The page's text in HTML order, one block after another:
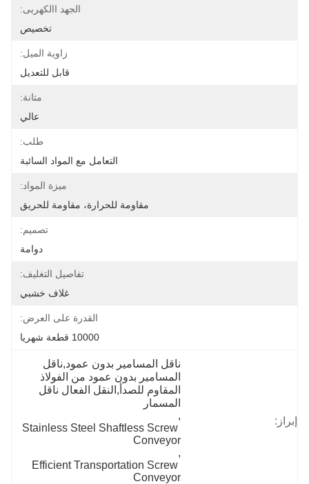
الجهد االكهربى:
تخصيص
زاوية الميل:
قابل للتعديل
متانة:
عالي
طلب:
التعامل مع المواد السائبة
ميزة المواد:
مقاومة للحرارة، مقاومة للحريق
تصميم:
دوامة
تفاصيل التغليف:
غلاف خشبي
القدرة على العرض:
10000 قطعة شهريا
إبراز:
ناقل المسامير بدون عمود,ناقل
المسامير بدون عمود من الفولاذ
المقاوم للصدأ,النقل الفعال ناقل
المسمار
,
Stainless Steel Shaftless Screw
Conveyor
,
Efficient Transportation Screw
Conveyor